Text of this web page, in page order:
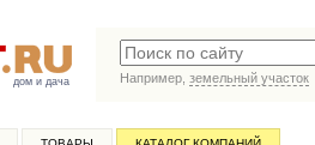
дом и дача
Например, земельный участок